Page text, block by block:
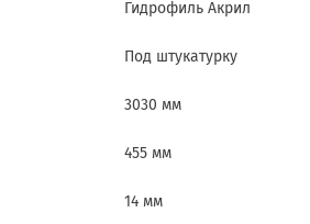
Гидрофиль Акрил
Под штукатурку
3030 мм
455 мм
14 мм